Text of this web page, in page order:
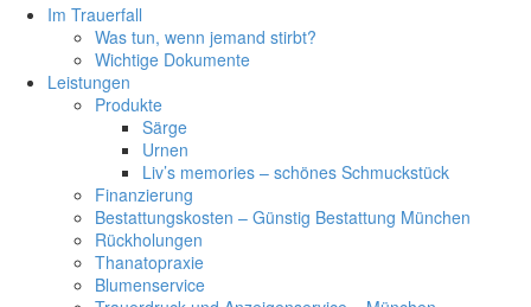
Im Trauerfall
Was tun, wenn jemand stirbt?
Wichtige Dokumente
Leistungen
Produkte
Särge
Urnen
Liv’s memories – schönes Schmuckstück
Finanzierung
Bestattungskosten – Günstig Bestattung München
Rückholungen
Thanatopraxie
Blumenservice